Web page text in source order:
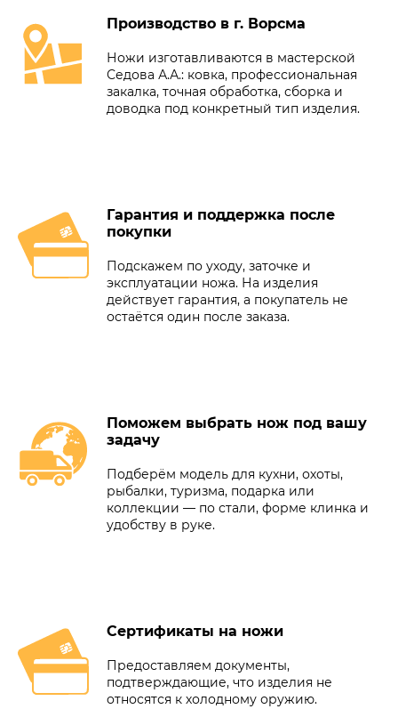
Производство в г. Ворсма
Ножи изготавливаются в мастерской
Седова А.А.: ковка, профессиональная
закалка, точная обработка, сборка и
доводка под конкретный тип изделия.
Гарантия и поддержка после
покупки
Подскажем по уходу, заточке и
эксплуатации ножа. На изделия
действует гарантия, а покупатель не
остаётся один после заказа.
Поможем выбрать нож под вашу
задачу
Подберём модель для кухни, охоты,
рыбалки, туризма, подарка или
коллекции — по стали, форме клинка и
удобству в руке.
Сертификаты на ножи
Предоставляем документы,
подтверждающие, что изделия не
относятся к холодному оружию.